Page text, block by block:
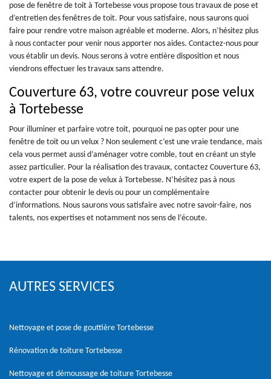
pose de fenêtre de toit à Tortebesse vous propose tous travaux de pose et
d’entretien des fenêtres de toit. Pour vous satisfaire, nous saurons quoi
faire pour rendre votre maison agréable et moderne. Alors, n’hésitez plus
à nous contacter pour venir nous apporter nos aides. Contactez-nous pour
vous établir un devis. Nous serons à votre entière disposition et nous
viendrons effectuer les travaux sans attendre.
Couverture 63, votre couvreur pose velux
à Tortebesse
Pour illuminer et parfaire votre toit, pourquoi ne pas opter pour une
fenêtre de toit ou un velux ? Non seulement c’est une vraie tendance, mais
cela vous permet aussi d’aménager votre comble, tout en créant un style
assez particulier. Pour la réalisation des travaux, contactez Couverture 63,
votre expert de la pose de velux à Tortebesse. N’hésitez pas à nous
contacter pour obtenir le devis ou pour un complémentaire
d’informations. Nous saurons vous satisfaire avec notre savoir-faire, nos
talents, nos expertises et notamment nos sens de l’écoute.
AUTRES SERVICES
Nettoyage et pose de gouttière Tortebesse
Rénovation de toiture Tortebesse
Nettoyage et démoussage de toiture Tortebesse